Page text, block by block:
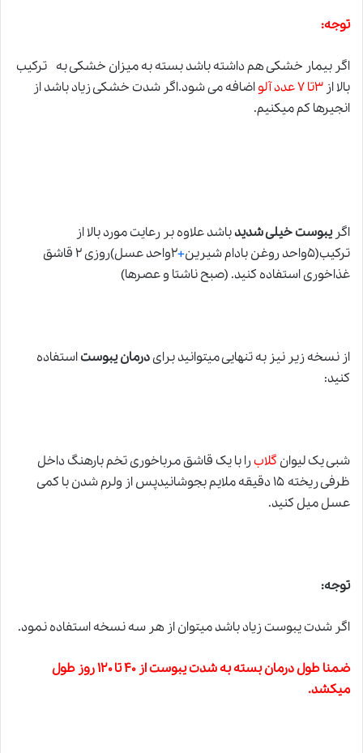
توجه:
اگر بیمار خشکی هم داشته باشد بسته به میزان خشکی به ترکیب
بالا از ۳تا ۷ عدد آلو
اضافه می شود.اگر شدت خشکی زیاد باشد از
انجیرها کم میکنیم.
اگر یبوست خیلی شدیدباشد علاوه بر رعایت مورد بالا از
ترکیب(۵واحد روغن بادام شیرین
+
۲واحد عسل)روزی ۲ قاشق
غذاخوری استفاده کنید. (صبح ناشتا و عصرها)
از نسخه زیر نیز به تنهایی میتوانید برایدرمان یبوستاستفاده
کنید:
شبی یک لیوان گلابرا با یک قاشق مرباخوری تخم بارهنگ داخل
ظرفی ریخته ۱۵ دقیقه ملایم بجوشانیدپس از ولرم شدن با کمی
عسل میل کنید.
توجه:
اگر شدت یبوست زیاد باشد میتوان از هر سه نسخه استفاده نمود.
ضمنا طول درمان بسته به شدت یبوست از ۴۰ تا ۱۲۰ روز طول
میکشد.